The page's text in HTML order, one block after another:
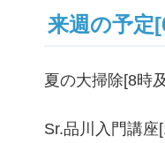
来週の予定
夏の大掃除[8時
Sr.品川入門講座